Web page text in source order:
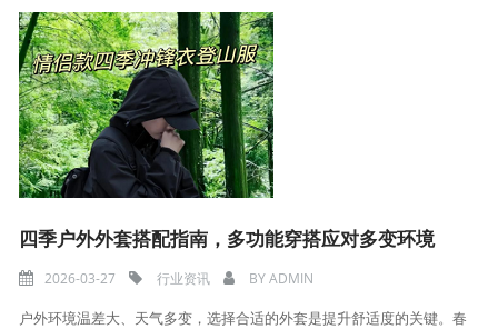
四季户外外套搭配指南，多功能穿搭应对多变环境
2026-03-27 行业资讯 BYADMIN
户外环境温差大、天气多变，选择合适的外套是提升舒适度的关键。春